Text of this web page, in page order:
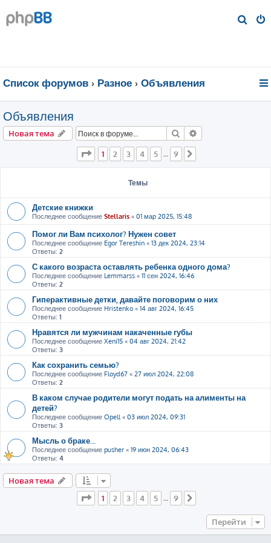
Список форумов Разное Объявления
Объявления
Новая тема Поиск
Страница из
1 2 3 4 5 … 9
Темы
Детские книжки
Последнее сообщение Stellaris « 01 мар 2025, 15:48
Помог ли Вам психолог? Нужен совет
Последнее сообщение Egor Tereshin « 13 дек 2024, 23:14
Ответы: 2
С какого возраста оставлять ребенка одного дома?
Последнее сообщение Lemmarss « 11 сен 2024, 16:46
Ответы: 2
Гиперактивные детки, давайте поговорим о них
Последнее сообщение Hristenko « 14 авг 2024, 16:45
Ответы: 1
Нравятся ли мужчинам накаченные губы
Последнее сообщение Xeni15 « 04 авг 2024, 21:42
Ответы: 3
Как сохранить семью?
Последнее сообщение Floyd67 « 27 июл 2024, 22:08
Ответы: 2
В каком случае родители могут подать на алименты на
детей?
Последнее сообщение Opell« 03 июл 2024, 09:31
Ответы: 3
Мысль о браке...
Последнее сообщение pusher « 19 июн 2024, 06:43
Ответы: 4
Новая тема
Страница
из
1 2 3 4 5 … 9
Перейти